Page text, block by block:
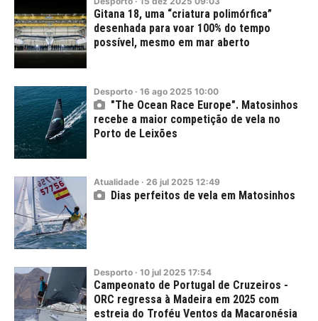
Gitana 18, uma “criatura polimórfica”
desenhada para voar 100% do tempo
possível, mesmo em mar aberto
Desporto · 16 ago 2025 10:00
"The Ocean Race Europe". Matosinhos
recebe a maior competição de vela no
Porto de Leixões
Atualidade · 26 jul 2025 12:49
Dias perfeitos de vela em Matosinhos
Desporto · 10 jul 2025 17:54
Campeonato de Portugal de Cruzeiros -
ORC regressa à Madeira em 2025 com
estreia do Troféu Ventos da Macaronésia